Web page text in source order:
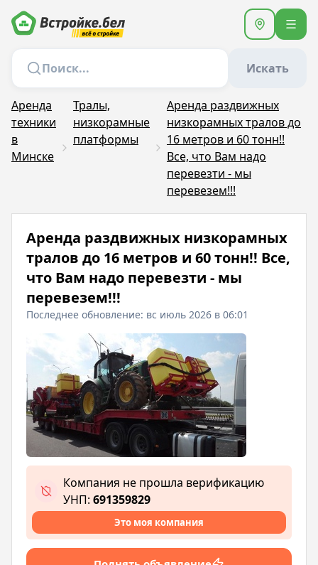
Искать
Аренда
техники
в
Минске
Тралы,
низкорамные
платформы
Аренда раздвижных
низкорамных тралов до
16 метров и 60 тонн!!
Все, что Вам надо
перевезти - мы
перевезем!!!
Аренда раздвижных низкорамных
тралов до 16 метров и 60 тонн!! Все,
что Вам надо перевезти - мы
перевезем!!!
Последнее обновление: вс июль 2026 в 06:01
Компания не прошла верификацию
УНП: 691359829
Это моя компания